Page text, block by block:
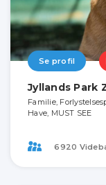
Se profil
Jyllands Park
Familie,
Have, MUST SEE
6920